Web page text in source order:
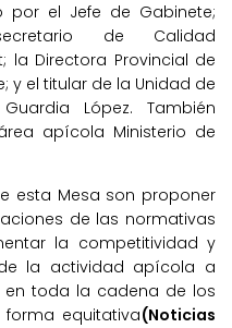
por el Jefe de Gabinete;
de Calidad
la Directora Provincial de
y el titular de la Unidad de
López. También
apícola Ministerio de
esta Mesa son proponer
de las normativas
la competitividad y
la actividad apícola a
en toda la cadena de los
equitativa(Noticias